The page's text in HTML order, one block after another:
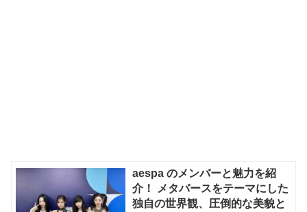
aespa のメンバーと魅力を紹
介！ メタバースをテーマにした
独自の世界観、圧倒的な美貌と